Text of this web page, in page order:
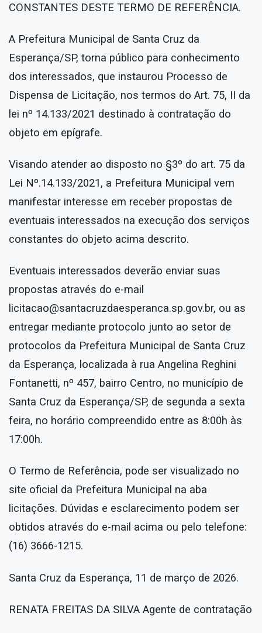
CONSTANTES DESTE TERMO DE REFERÊNCIA.
A Prefeitura Municipal de Santa Cruz da
Esperança/SP, torna público para conhecimento
dos interessados, que instaurou Processo de
Dispensa de Licitação, nos termos do Art. 75, II da
lei nº 14.133/2021 destinado à contratação do
objeto em epígrafe.
Visando atender ao disposto no §3º do art. 75 da
Lei Nº.14.133/2021, a Prefeitura Municipal vem
manifestar interesse em receber propostas de
eventuais interessados na execução dos serviços
constantes do objeto acima descrito.
Eventuais interessados deverão enviar suas
propostas através do e-mail
licitacao@santacruzdaesperanca.sp.gov.br, ou as
entregar mediante protocolo junto ao setor de
protocolos da Prefeitura Municipal de Santa Cruz
da Esperança, localizada à rua Angelina Reghini
Fontanetti, nº 457, bairro Centro, no município de
Santa Cruz da Esperança/SP, de segunda a sexta
feira, no horário compreendido entre as 8:00h às
17:00h.
O Termo de Referência, pode ser visualizado no
site oficial da Prefeitura Municipal na aba
licitações. Dúvidas e esclarecimento podem ser
obtidos através do e-mail acima ou pelo telefone:
(16) 3666-1215.
Santa Cruz da Esperança, 11 de março de 2026.
RENATA FREITAS DA SILVA Agente de contratação